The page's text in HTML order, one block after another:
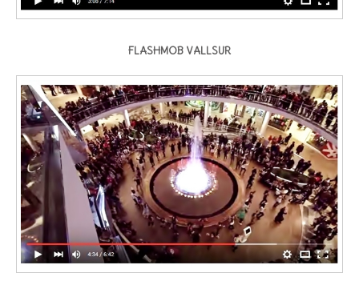
FLASHMOB VALLSUR